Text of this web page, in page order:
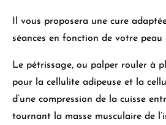
Il vous proposera une cure
séances en fonction de votre peau
Le pétrissage, ou palper rouler à
pour la cellulite adipeuse et la
d’une compression de la cuisse
tournant la masse musculaire de